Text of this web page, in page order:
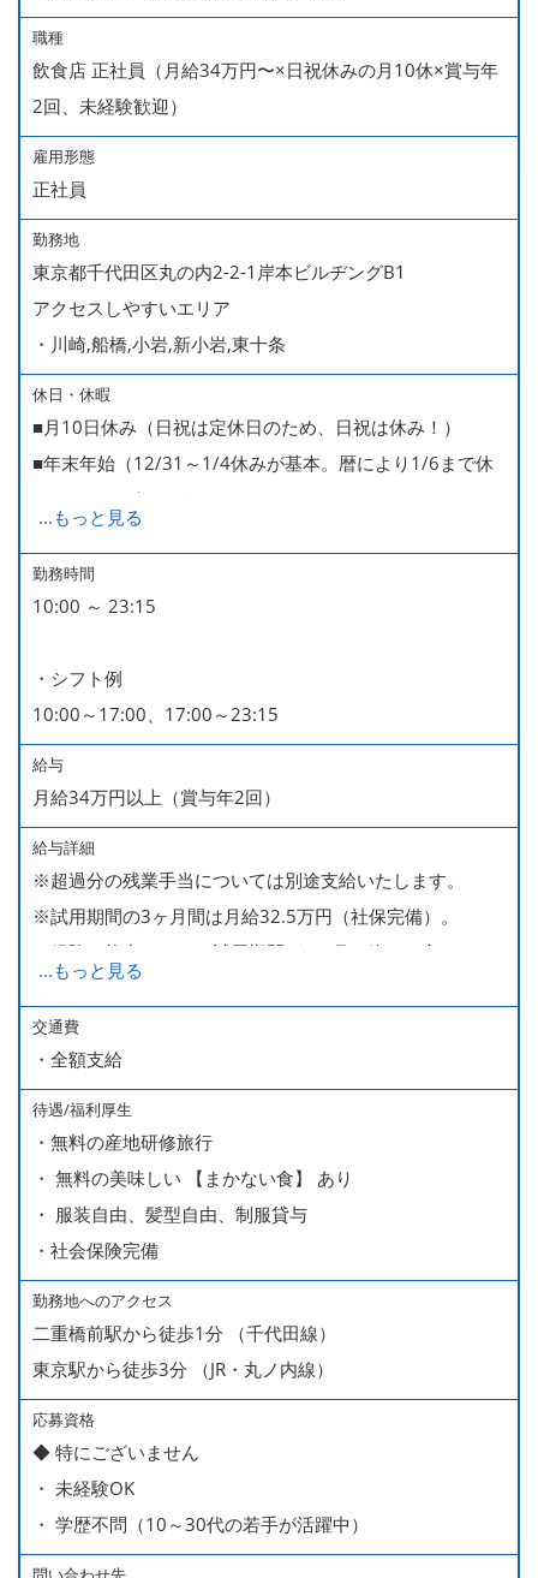
職種
飲食店 正社員（月給34万円〜×日祝休みの月10休×賞与年
2回、未経験歓迎）
雇用形態
正社員
勤務地
東京都千代田区丸の内2-2-1岸本ビルヂングB1
アクセスしやすいエリア
・川崎,船橋,小岩,新小岩,東十条
休日・休暇
■月10日休み（日祝は定休日のため、日祝は休み！）
■年末年始（12/31～1/4休みが基本。暦により1/6まで休
みなどもございます）
■GW・お盆（暦通り）
■有給休暇
■慶弔休暇
率100％ ＊2023～2025年実績）
...もっと見る
勤務時間
10:00 ～ 23:15
・シフト例
10:00～17:00、17:00～23:15
給与
月給34万円以上（賞与年2回）
給与詳細
※超過分の残業手当については別途支給いたします。
※試用期間の3ヶ月間は月給32.5万円（社保完備）。
経験・能力により、試用期間が1ヶ月で終わる方もいま
す。
※上記月給には、一律支給のみなし残業手当（月65時間
分・10万円）を含んでいます。
■ 昇給（随時）
■ 賞与 年２回（夏・秋）約１ヶ月分
■ インセンティブ制度（月額約4万円～20万円）
＊店長・料理長候補・統括店長・統括料理長候補の場合
＜給与モデル＞
450万円／社員（20代・入社1年目・入籍予定のパートナ
ー持ち）
490万円／店長代理（20代・入社2年目・入社後に結婚。
ラブラブな新婚さん）
540万円／店長（20代・入社3年目・ 育休取得して、更に
やる気MAXの2児のお父さん）
670万円／統括店長（30代・入社7年目・中学生の長男筆
...もっと見る
交通費
・全額支給
待遇/福利厚生
・無料の産地研修旅行
・ 無料の美味しい 【まかない食】 あり
・ 服装自由、髪型自由、制服貸与
・社会保険完備
勤務地へのアクセス
二重橋前駅から徒歩1分 （千代田線）
東京駅から徒歩3分 （JR・丸ノ内線）
応募資格
◆ 特にございません
・ 未経験OK
・ 学歴不問（10～30代の若手が活躍中）